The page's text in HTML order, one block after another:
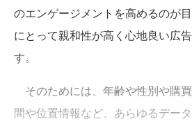
のエンゲージメントを高めるのが
にとって親和性が高く心地良い広
す。
そのためには、年齢や性別や購
間や位置情報など、あらゆるデー